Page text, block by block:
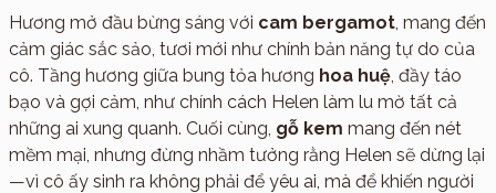
Hương mở đầu bừng sáng với cam bergamot, mang đến
cảm giác sắc sảo, tươi mới như chính bản năng tự do của
cô. Tầng hương giữa bung tỏa hương hoa huệ, đầy táo
bạo và gợi cảm, như chính cách Helen làm lu mờ tất cả
những ai xung quanh. Cuối cùng, gỗ kem mang đến nét
mềm mại, nhưng đừng nhầm tưởng rằng Helen sẽ dừng lại
—vì cô ấy sinh ra không phải để yêu ai, mà để khiến người